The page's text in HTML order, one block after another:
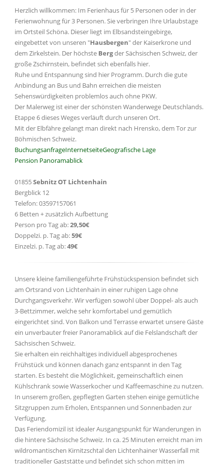
Herzlich willkommen: Im Ferienhaus für 5 Personen oder in der
Ferienwohnung für 3 Personen. Sie verbringen Ihre Urlaubstage
im Ortsteil Schöna. Dieser liegt im Elbsandsteingebirge,
eingebettet von unseren "Hausbergen" der Kaiserkrone und
dem Zirkelstein. Der höchste Bergder Sächsischen Schweiz, der
große Zschirnstein, befindet sich ebenfalls hier.
Ruhe und Entspannung sind hier Programm. Durch die gute
Anbindung an Bus und Bahn erreichen die meisten
Sehenswürdigkeiten problemlos auch ohne PKW.
Der Malerweg ist einer der schönsten Wanderwege Deutschlands.
Etappe 6 dieses Weges verläuft durch unseren Ort.
Mit der Elbfähre gelangt man direkt nach Hrensko, dem Tor zur
Böhmischen Schweiz.
BuchungsanfrageInternetseiteGeografische Lage
Pension Panoramablick
01855Sebnitz OT Lichtenhain
Bergblick 12
Telefon: 03597157061
6 Betten + zusätzlich Aufbettung
Person pro Tag ab:29,50€
Doppelzi. p. Tag ab:59€
Einzelzi. p. Tag ab:49€
Unsere kleine familiengeführte Frühstückspension befindet sich
am Ortsrand von Lichtenhain in einer ruhigen Lage ohne
Durchgangsverkehr. Wir verfügen sowohl über Doppel- als auch
3-Bettzimmer, welche sehr komfortabel und gemütlich
eingerichtet sind. Von Balkon und Terrasse erwartet unsere Gäste
ein unverbauter freier Panoramablick auf die Felslandschaft der
Sächsischen Schweiz.
Sie erhalten ein reichhaltiges individuell abgesprochenes
Frühstück und können danach ganz entspannt in den Tag
starten. Es besteht die Möglichkeit, gemeinschaftlich einen
Kühlschrank sowie Wasserkocher und Kaffeemaschine zu nutzen.
In unserem großen, gepflegten Garten stehen einige gemütliche
Sitzgruppen zum Erholen, Entspannen und Sonnenbaden zur
Verfügung.
Das Feriendomizil ist idealer Ausgangspunkt für Wanderungen in
die hintere Sächsische Schweiz. In ca. 25 Minuten erreicht man im
wildromantischen Kirnitzschtal den Lichtenhainer Wasserfall mit
traditioneller Gaststätte und befindet sich schon mitten im